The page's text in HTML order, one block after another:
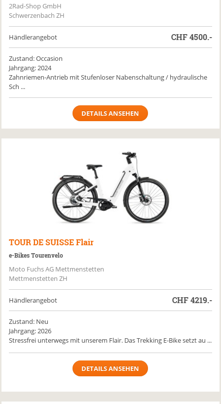
2Rad-Shop GmbH
Schwerzenbach ZH
Händlerangebot CHF4500.-
Zustand: Occasion
Jahrgang: 2024
Zahnriemen-Antrieb mit Stufenloser Nabenschaltung / hydraulische
Sch ...
DETAILS ANSEHEN
TOUR DE SUISSE Flair
e-Bikes Tourenvelo
Moto Fuchs AG Mettmenstetten
Mettmenstetten ZH
Händlerangebot CHF4219.-
Zustand: Neu
Jahrgang: 2026
Stressfrei unterwegs mit unserem Flair. Das Trekking E-Bike setzt au ...
DETAILS ANSEHEN